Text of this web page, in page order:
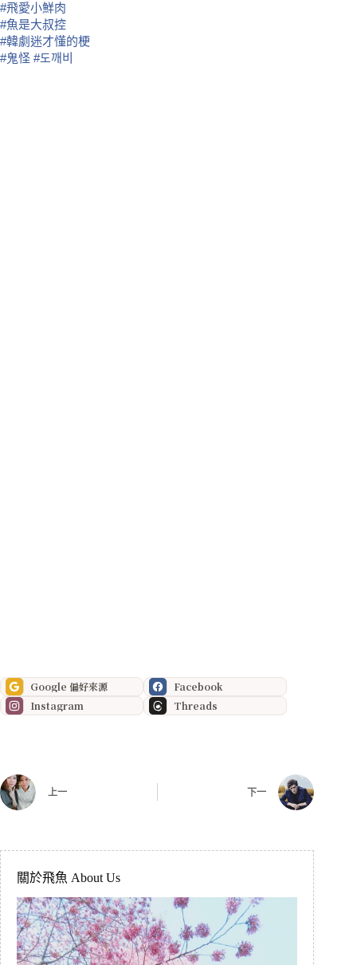
#飛愛小鮮肉
#魚是大叔控
#韓劇迷才懂的梗
#鬼怪 #도깨비
Google 偏好來源
Facebook
Instagram
Threads
上一 下一
關於飛魚 About Us